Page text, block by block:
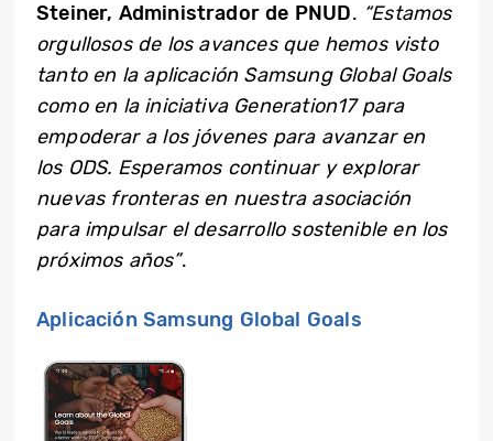
Steiner, Administrador de PNUD. “Estamos
orgullosos de los avances que hemos visto
tanto en la aplicación Samsung Global Goals
como en la iniciativa Generation17 para
empoderar a los jóvenes para avanzar en
los ODS. Esperamos continuar y explorar
nuevas fronteras en nuestra asociación
para impulsar el desarrollo sostenible en los
próximos años”.
Aplicación Samsung Global Goals